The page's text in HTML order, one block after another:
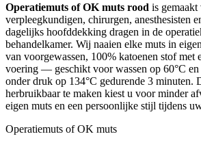
Operatiemuts of OK muts rood is gemaakt
verpleegkundigen, chirurgen, anesthesisten
dagelijks hoofddekking dragen in de
behandelkamer. Wij naaien elke muts in
van voorgewassen, 100% katoenen stof met
voering — geschikt voor wassen op 60°C en
onder druk op 134°C gedurende 3 minuten.
herbruikbaar te maken kiest u voor minder
eigen muts en een persoonlijke stijl tijdens
Operatiemuts of OK muts